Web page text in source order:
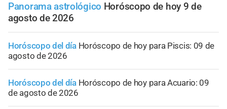
Panorama astrológico Horóscopo de hoy 9 de
agosto de 2026
Horóscopo del día Horóscopo de hoy para Piscis: 09 de
agosto de 2026
Horóscopo del día Horóscopo de hoy para Acuario: 09
de agosto de 2026